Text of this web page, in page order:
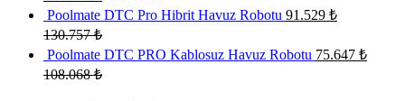
Poolmate DTC Pro Hibrit Havuz Robotu 91.529 ₺
130.757₺
Poolmate DTC PRO Kablosuz Havuz Robotu 75.647 ₺
108.068₺